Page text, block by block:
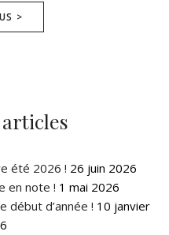
>
été 2026 ! 26 juin 2026
en note ! 1 mai 2026
début d’année ! 10 janvier